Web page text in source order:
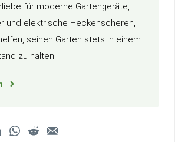
für moderne Gartengeräte,
und elektrische Heckenscheren,
seinen Garten stets in einem
zu halten.